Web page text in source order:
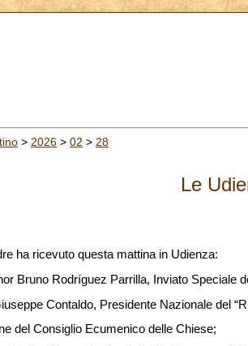
> 2026 > 02 > 28
Le
ha ricevuto questa mattina in Udienza:
Bruno Rodríguez Parrilla, Inviato Speciale
Contaldo, Presidente Nazionale del
del Consiglio Ecumenico delle Chiese;